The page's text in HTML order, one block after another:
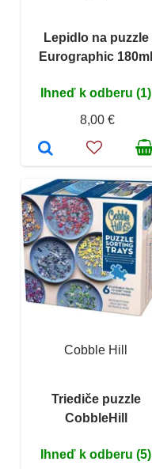
Lepidlo na puzzle
Eurographic 180ml
Ihneď k odberu (1)
8,00 €
Cobble Hill
Triediče puzzle
CobbleHill
Ihneď k odberu (5)